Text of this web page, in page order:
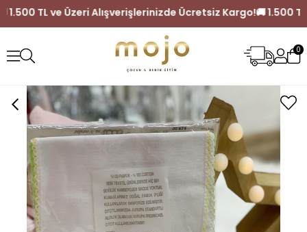
🚚 1.500 TL ve Üzeri Alışverişlerinizde Ücretsiz Kargo!
0